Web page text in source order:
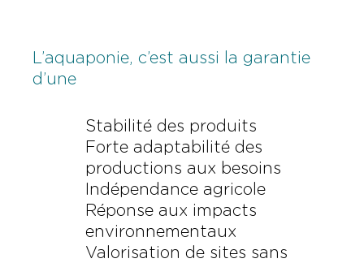
L’aquaponie, c’est aussi la garantie
d’une
Stabilité des produits
Forte adaptabilité des
productions aux besoins
Indépendance agricole
Réponse aux impacts
environnementaux
Valorisation de sites sans